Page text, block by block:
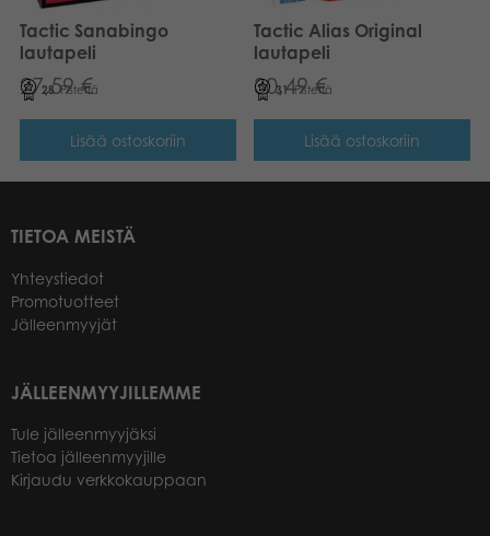
Tactic Sanabingo
lautapeli
27,59€
28 Pistettä
Lisää ostoskoriin
Tactic Alias Original
lautapeli
30,49€
31 Pistettä
Lisää ostoskoriin
TIETOA MEISTÄ
Yhteystiedot
Promotuotteet
Jälleenmyyjät
JÄLLEENMYYJILLEMME
Tule jälleenmyyjäksi
Tietoa jälleenmyyjille
Kirjaudu verkkokauppaan